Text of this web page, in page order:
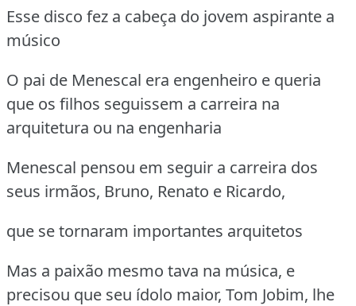
Esse disco fez a cabeça do jovem aspirante a
músico
O pai de Menescal era engenheiro e queria
que os filhos seguissem a carreira na
arquitetura ou na engenharia
Menescal pensou em seguir a carreira dos
seus irmãos, Bruno, Renato e Ricardo,
que se tornaram importantes arquitetos
Mas a paixão mesmo tava na música, e
precisou que seu ídolo maior, Tom Jobim, lhe